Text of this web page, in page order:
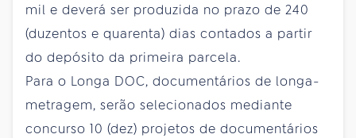
mil e deverá ser produzida no prazo de 240
(duzentos e quarenta) dias contados a partir
do depósito da primeira parcela.
Para o Longa DOC, documentários de longa-
metragem, serão selecionados mediante
concurso 10 (dez) projetos de documentários